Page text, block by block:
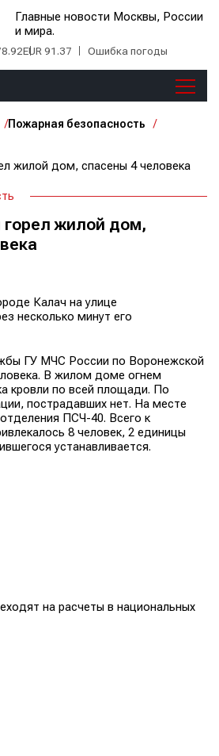
Главные новости Москвы, России
и мира.
EUR 91.37 Ошибка погоды
Пожарная безопасность
горел жилой дом,
Калач на улице
несколько минут его
ГУ МЧС России по Воронежской
В жилом доме огнем
кровли по всей площади. По
пострадавших нет. На месте
ПСЧ-40. Всего к
8 человек, 2 единицы
устанавливается.